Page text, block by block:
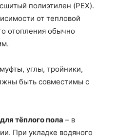
полиэтилен (PEX).
от тепловой
отопления обычно
углы, тройники,
быть совместимы с
тёплого пола – в
При укладке водяного